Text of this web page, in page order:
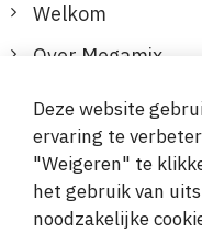
Welkom
Over Megamix
Informatie
Klantenservice
Veilige en
Deze website
ervaring te
"Weigeren" te
het gebruik van
noodzakelijke